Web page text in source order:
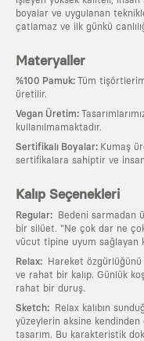
boyalar ve uygulanan
çatlamaz ve ilk günkü
Materyaller
%100 Pamuk: Tüm
üretilir.
Vegan Üretim:
kullanılmamaktadır.
Sertifikalı Boyalar: Kumaş
sertifikalara sahiptir ve insan
Kalıp Seçenekleri
Regular:
Bedeni sarmadan
bir silüet. "Ne çok dar ne
vücut tipine uyum sağlayan
Relax:
Hareket
ve rahat bir kalıp. Günlük
rahat bir duruş.
Sketch:
Relax kalıbın
yüzeylerin aksine
tasarım. Bu karakteristik